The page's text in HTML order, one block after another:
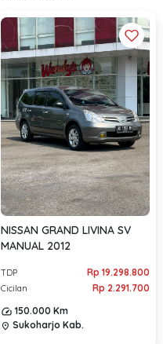
NISSAN GRAND LIVINA SV
MANUAL 2012
TDP Rp 19.298.800
Cicilan
Rp 2.291.700
150.000 Km
location_on Sukoharjo Kab.